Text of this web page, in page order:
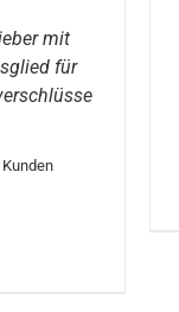
mit
für